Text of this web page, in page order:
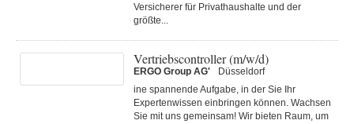
Versicherer für Privathaushalte und der
größte...
Vertriebscontroller (m/w/d)
ERGO Group AG'
Düsseldorf
ine spannende Aufgabe, in der Sie Ihr
Expertenwissen einbringen können. Wachsen
Sie mit uns gemeinsam! Wir bieten Raum, um